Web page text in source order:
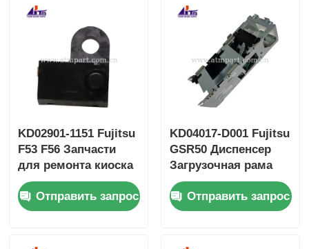
KD02901-1151 Fujitsu
F53 F56 Запчасти
для ремонта киоска
банкомата датчика
распределителя
Отправить запрос
KD04017-D001 Fujitsu
GSR50 Диспенсер
Загрузочная рама
Части банкомата/
киоска
Отправить запрос